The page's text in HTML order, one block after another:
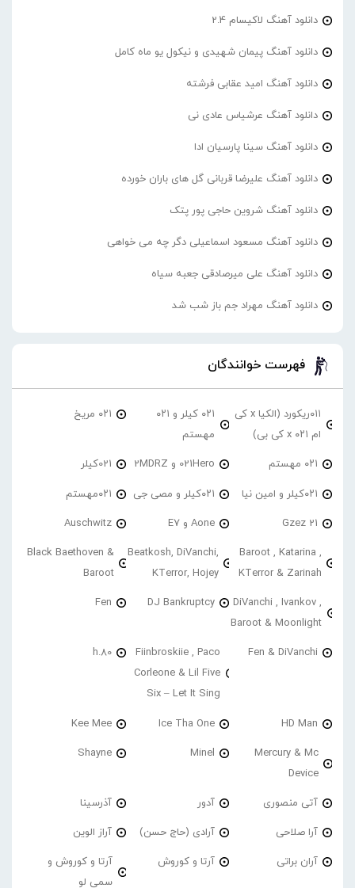
دانلود آهنگ لاکیسام 2.4
دانلود آهنگ پیمان شهیدی و نیکول یو ماه کامل
دانلود آهنگ امید عقابی فرشته
دانلود آهنگ عرشیاس عادی نی
دانلود آهنگ سینا پارسیان ادا
دانلود آهنگ علیرضا قربانی گل های باران خورده
دانلود آهنگ شروین حاجی پور پتک
دانلود آهنگ مسعود اسماعیلی دگر چه می خواهی
دانلود آهنگ علی میرصادقی جعبه سیاه
دانلود آهنگ مهراد جم باز شب شد
فهرست خوانندگان
۰۱۱ریکورد (الکیا x کی
ام ۰۲۱ x کی بی)
۰۲۱ کیلر و ۰۲۱
مهستم
۰۲۱ مریخ
۰۲۱ مهستم 021Hero و 2MDRZ 021کیلر
۰۲۱کیلر و امین نیا ۰۲۱کیلر و مصی جی ۰۲۱مهستم
21 Gzez Aone و E7 Auschwitz
Baroot , Katarina ,
KTerror & Zarinah
Beatkosh, DiVanchi,
KTerror, Hojey
Black Baethoven &
Baroot
DiVanchi , Ivankov ,
Baroot & Moonlight
DJ Bankruptcy
Fen
Fen & DiVanchi
Fiinbroskiie , Paco
Corleone & Lil Five
Six – Let It Sing
h.80
HD Man
Ice Tha One
Kee Mee
Mercury & Mc
Device
Minel
Shayne
آتی منصوری آدور آذرسینا
آرا صلاحی آرادی (حاج حسن) آراز الوین
آران براتی آرتا و کوروش
آرتا و کوروش و
سمی لو